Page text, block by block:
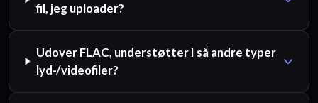
fil, jeg uploader?
Udover FLAC, understøtter I så andre typer
lyd-/videofiler?